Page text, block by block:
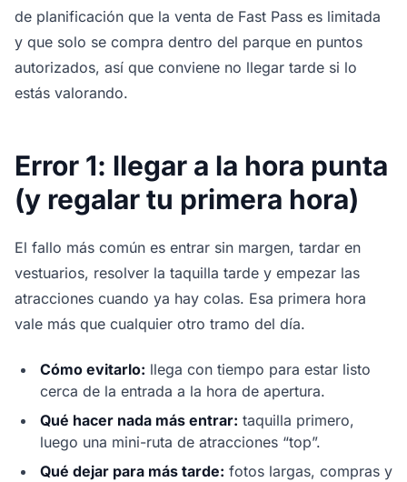
de planificación que la venta de Fast Pass es limitada
y que solo se compra dentro del parque en puntos
autorizados, así que conviene no llegar tarde si lo
estás valorando.
Error 1: llegar a la hora punta
(y regalar tu primera hora)
El fallo más común es entrar sin margen, tardar en
vestuarios, resolver la taquilla tarde y empezar las
atracciones cuando ya hay colas. Esa primera hora
vale más que cualquier otro tramo del día.
Cómo evitarlo: llega con tiempo para estar listo
cerca de la entrada a la hora de apertura.
Qué hacer nada más entrar: taquilla primero,
luego una mini-ruta de atracciones “top”.
Qué dejar para más tarde: fotos largas, compras y